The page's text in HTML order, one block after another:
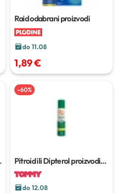
Raid odabrani proizvodi
do 11.08
1,89 €
-60%
Pitroid ili Dipterol proizvodi
protiv insekata
do 12.08